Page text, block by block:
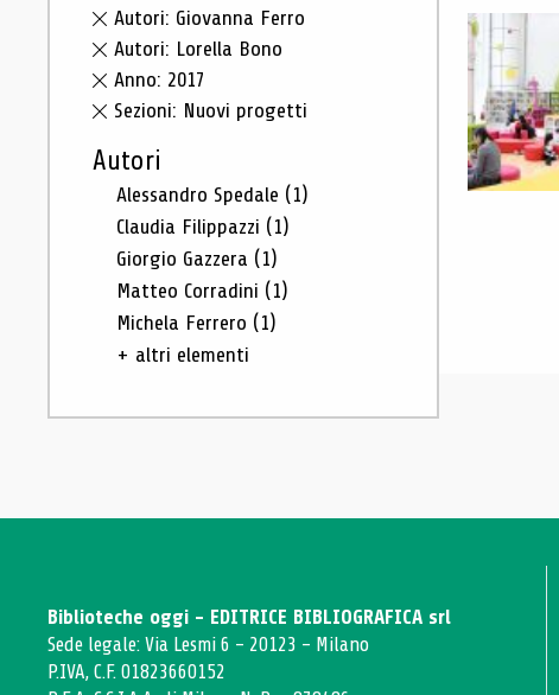
Autori: Giovanna Ferro
Autori: Lorella Bono
Anno: 2017
Sezioni: Nuovi progetti
Autori
Alessandro Spedale (1)
Claudia Filippazzi (1)
Giorgio Gazzera (1)
Matteo Corradini (1)
Michela Ferrero (1)
+ altri elementi
Biblioteche oggi - EDITRICE BIBLIOGRAFICA srl
Sede legale: Via Lesmi 6 - 20123 - Milano
P.IVA, C.F. 01823660152